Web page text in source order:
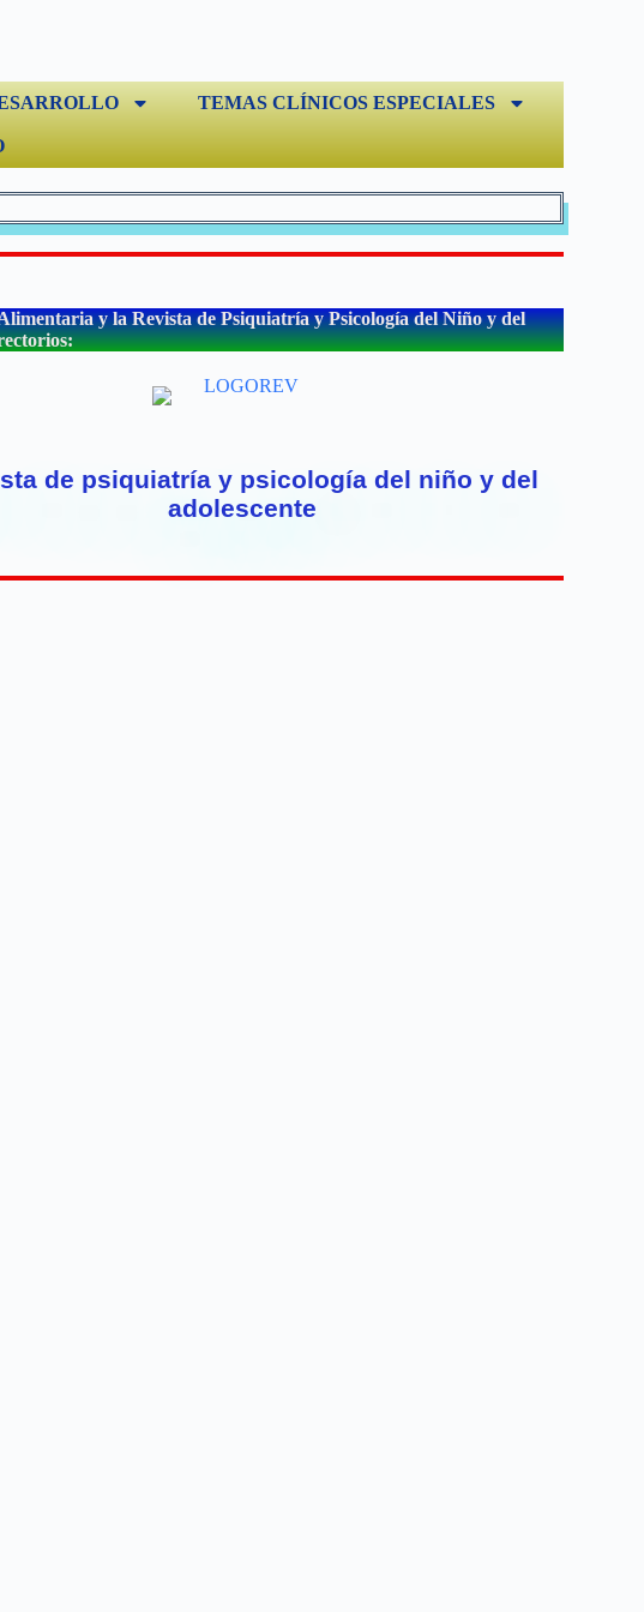
TEMAS CLÍNICOS ESPECIALES
y la Revista de Psiquiatría y Psicología del Niño y del
de psiquiatría y psicología del niño y del
adolescente